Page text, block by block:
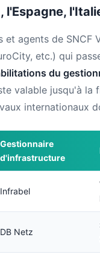
l'Espagne,
et agents de SNCF
etc.) qui
du
valable jusqu'à la
internationaux
Gestionnaire
d'infrastructure
Infrabel
DB Netz